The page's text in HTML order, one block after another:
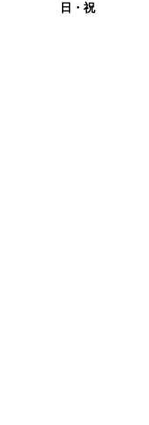
日・祝